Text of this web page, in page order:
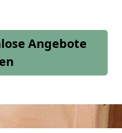
Angebote